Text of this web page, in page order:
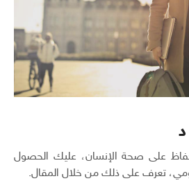
على صحة الإنسان، عليك الحصول
تعرف على ذلك من خلال المقال.